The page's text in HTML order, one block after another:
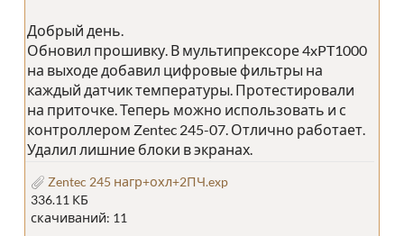
Добрый день.
Обновил прошивку. В мультипрексоре 4xPT1000
на выходе добавил цифровые фильтры на
каждый датчик температуры. Протестировали
на приточке. Теперь можно использовать и с
контроллером Zentec 245-07. Отлично работает.
Удалил лишние блоки в экранах.
Zentec 245 нагр+охл+2ПЧ.exp
336.11 КБ
скачиваний: 11